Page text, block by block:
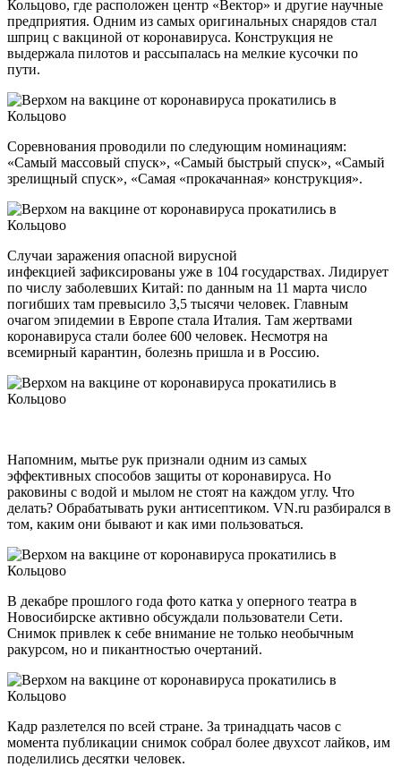
Кольцово, где расположен центр «Вектор» и другие научные
предприятия. Одним из самых оригинальных снарядов стал
шприц с вакциной от коронавируса. Конструкция не
выдержала пилотов и рассыпалась на мелкие кусочки по
пути.
Соревнования проводили по следующим номинациям:
«Самый массовый спуск», «Самый быстрый спуск», «Самый
зрелищный спуск», «Самая «прокачанная» конструкция».
Случаи заражения опасной вирусной
инфекцией зафиксированы уже в 104 государствах. Лидирует
по числу заболевших Китай: по данным на 11 марта число
погибших там превысило 3,5 тысячи человек. Главным
очагом эпидемии в Европе стала Италия. Там жертвами
коронавируса стали более 600 человек. Несмотря на
всемирный карантин, болезнь пришла и в Россию.
Напомним, мытье рук признали одним из самых
эффективных способов защиты от коронавируса. Но
раковины с водой и мылом не стоят на каждом углу. Что
делать? Обрабатывать руки антисептиком. VN.ru разбирался в
том, каким они бывают и как ими пользоваться.
В декабре прошлого года фото катка у оперного театра в
Новосибирске активно обсуждали пользователи Сети.
Снимок привлек к себе внимание не только необычным
ракурсом, но и пикантностью очертаний.
Кадр разлетелся по всей стране. За тринадцать часов с
момента публикации снимок собрал более двухсот лайков, им
поделились десятки человек.